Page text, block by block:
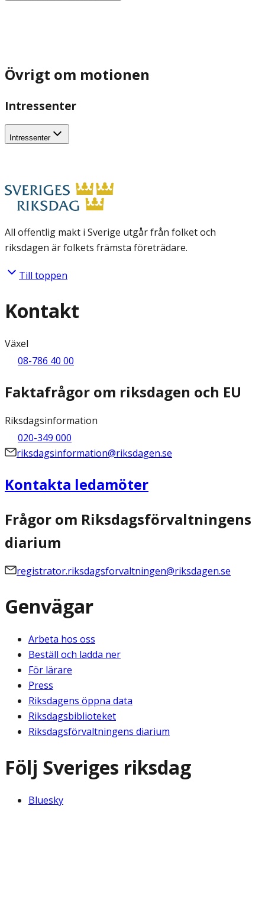
Övrigt om motionen
Intressenter
Intressenter
All offentlig makt i Sverige utgår från folket och
riksdagen är folkets främsta företrädare.
Till toppen
Kontakt
Växel
08-786 40 00
Faktafrågor om riksdagen och EU
Riksdagsinformation
020-349 000
riksdagsinformation@riksdagen.se
Kontakta ledamöter
Frågor om Riksdagsförvaltningens
diarium
registrator.riksdagsforvaltningen@riksdagen.se
Genvägar
Arbeta hos oss
Beställ och ladda ner
För lärare
Press
Riksdagens öppna data
Riksdagsbiblioteket
Riksdagsförvaltningens diarium
Följ Sveriges riksdag
Bluesky